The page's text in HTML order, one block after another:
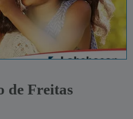
de Freitas